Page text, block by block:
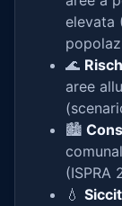
elevata
🌊
aree
🏙️
(ISPRA
💧